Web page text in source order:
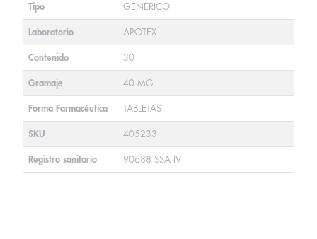
Tipo GENÉRICO
Laboratorio APOTEX
Contenido 30
Gramaje 40 MG
Forma Farmacéutica TABLETAS
SKU 405233
Registro sanitario 90688 SSA IV